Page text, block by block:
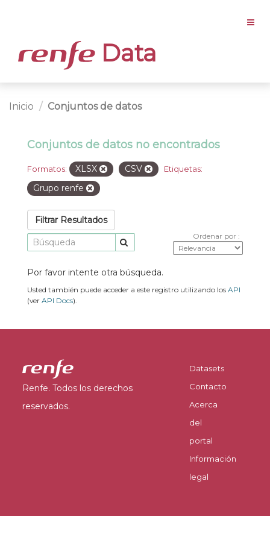
Data
Inicio Conjuntos de datos
Conjuntos de datos no encontrados
Formatos: XLSX CSV Etiquetas:
Grupo renfe
Filtrar Resultados
Ordenar por
Por favor intente otra búsqueda.
Usted también puede acceder a este registro utilizando los API
(ver API Docs).
Renfe. Todos los derechos
reservados.
Datasets
Contacto
Acerca
del
portal
Información
legal